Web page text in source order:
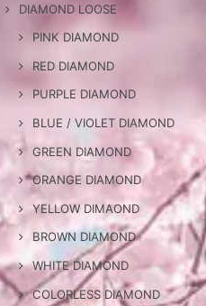
DIAMOND LOOSE
PINK DIAMOND
RED DIAMOND
PURPLE DIAMOND
BLUE / VIOLET DIAMOND
GREEN DIAMOND
ORANGE DIAMOND
YELLOW DIMAOND
BROWN DIAMOND
WHITE DIAMOND
COLORLESS DIAMOND